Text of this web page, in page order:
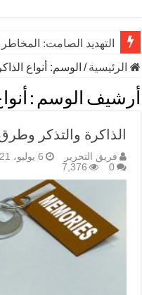
التهديد الصامت:
الرئيسية/ الوسم: أنواع
أرشيف الوسم :
الذاكرة والتذكر
فريق التحرير 6 يوليو، 2021
0
7,376